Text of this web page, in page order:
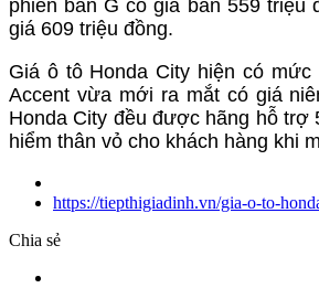
phiên bản G có giá bán 559 triệu
giá 609 triệu đồng.
Giá ô tô Honda City hiện có
Accent vừa mới ra mắt có giá
Honda City đều được hãng hỗ
hiểm thân vỏ cho khách hàng khi
https://tiepthigiadinh.vn/gia-o-to-
Chia sẻ